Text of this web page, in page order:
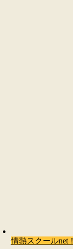
情熱スクールnet！